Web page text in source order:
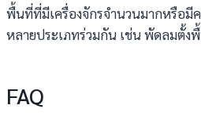
พื้นที่ที่มีเครื่องจักรจำนวนมากหรือมี
หลายประเภทร่วมกัน เช่น พัดลมตั้
FAQ